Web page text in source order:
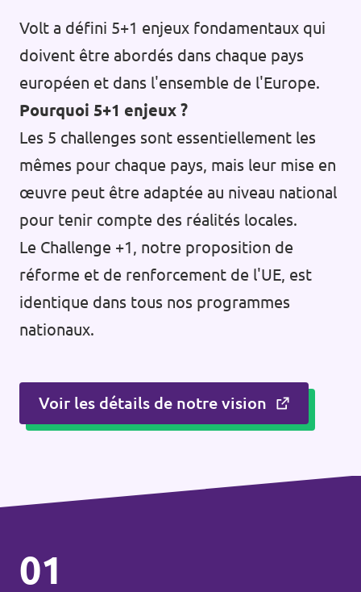
Volt a défini 5+1 enjeux fondamentaux qui
doivent être abordés dans chaque pays
européen et dans l'ensemble de l'Europe.
Pourquoi 5+1 enjeux ?
Les 5 challenges sont essentiellement les
mêmes pour chaque pays, mais leur mise en
œuvre peut être adaptée au niveau national
pour tenir compte des réalités locales.
Le Challenge +1, notre proposition de
réforme et de renforcement de l'UE, est
identique dans tous nos programmes
nationaux.
Voir les détails de notre vision
01